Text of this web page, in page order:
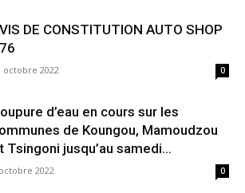
DE CONSTITUTION AUTO SHOP
octobre 2022 0
d’eau en cours sur les
de Koungou, Mamoudzou
Tsingoni jusqu’au samedi...
2022 0